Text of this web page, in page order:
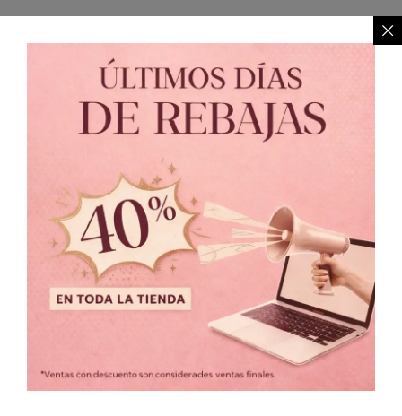
Política de Privacidad // Política de Cambio
© 2021 MARIALUNA